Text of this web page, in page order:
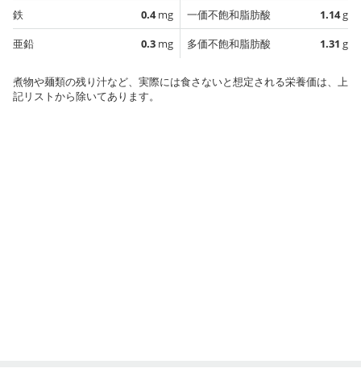
鉄
0.4mg
亜鉛
0.3 mg
一価不飽和脂肪酸
1.14g
多価不飽和脂肪酸
1.31 g
煮物や麺類の残り汁など、実際には食さないと想定される栄養価は、上
記リストから除いてあります。